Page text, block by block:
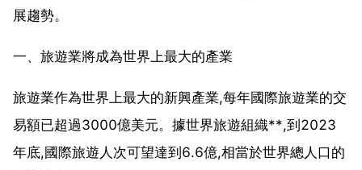
展趨勢。
一、旅遊業將成為世界上最大的產業
旅遊業作為世界上最大的新興產業,每年國際旅遊業的交
易額已超過3000億美元。據世界旅遊組織**,到2023
年底,國際旅遊人次可望達到6.6億,相當於世界總人口的